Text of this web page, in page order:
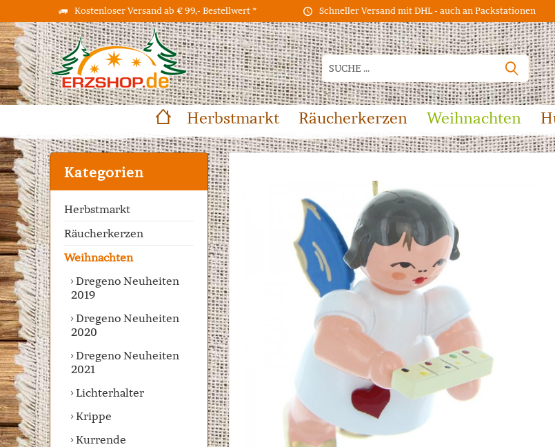
Kostenloser Versand ab € 99,- Bestellwert * Schneller Versand mit DHL - auch an Packstationen
Herbstmarkt Räucherkerzen Weihnachten
Kategorien
Herbstmarkt
Räucherkerzen
Weihnachten
Dregeno Neuheiten
2019
Dregeno Neuheiten
2020
Dregeno Neuheiten
2021
Lichterhalter
Krippe
Kurrende